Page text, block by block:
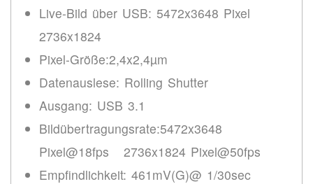
Live-Bild über USB: 5472x3648 Pixel
2736x1824
Pixel-Größe:2,4x2,4µm
Datenauslese: Rolling Shutter
Ausgang: USB 3.1
Bildübertragungsrate:5472x3648
Pixel@18fps 2736x1824 Pixel@50fps
Empfindlichkeit: 461mV(G)@ 1/30sec